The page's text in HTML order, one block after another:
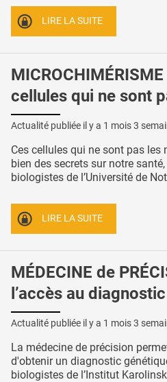
LIRE LA SUITE
cellules qui ne sont
Actualité publiée il y a 1 mois 3
Ces cellules qui ne sont pas les
bien des secrets sur notre
biologistes de l’Université de
LIRE LA SUITE
MÉDECINE de
l’accès au
Actualité publiée il y a 1 mois 3
La médecine de précision
d'obtenir un diagnostic
biologistes de l’Institut